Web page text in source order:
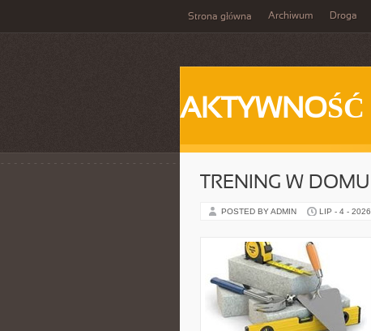
Strona główna Archiwum Droga
AKTYWNOŚĆ
TRENING W DOMU
POSTED BY ADMIN LIP - 4 - 2026